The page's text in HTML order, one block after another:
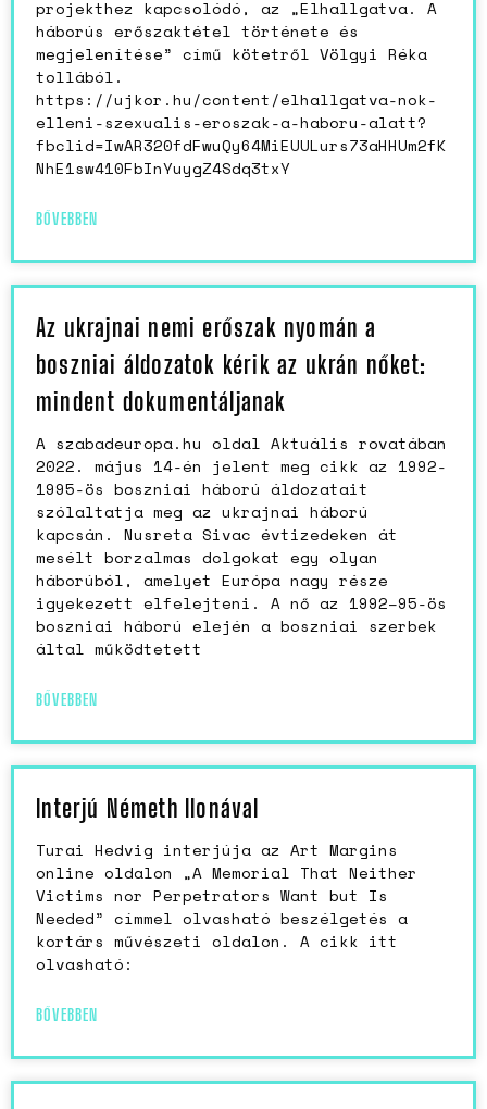
projekthez kapcsolódó, az „Elhallgatva. A
háborús erőszaktétel története és
megjelenítése” című kötetről Völgyi Réka
tollából.
https://ujkor.hu/content/elhallgatva-nok-
elleni-szexualis-eroszak-a-haboru-alatt?
fbclid=IwAR320fdFwuQy64MiEUULurs73aHHUm2fK
NhE1sw410FbInYuygZ4Sdq3txY
BŐVEBBEN
Az ukrajnai nemi erőszak nyomán a
boszniai áldozatok kérik az ukrán nőket:
mindent dokumentáljanak
A szabadeuropa.hu oldal Aktuális rovatában
2022. május 14-én jelent meg cikk az 1992-
1995-ös boszniai háború áldozatait
szólaltatja meg az ukrajnai háború
kapcsán. Nusreta Sivac évtizedeken át
mesélt borzalmas dolgokat egy olyan
háborúból, amelyet Európa nagy része
igyekezett elfelejteni. A nő az 1992–95-ös
boszniai háború elején a boszniai szerbek
által működtetett
BŐVEBBEN
Interjú Németh Ilonával
Turai Hedvig interjúja az Art Margins
online oldalon „A Memorial That Neither
Victims nor Perpetrators Want but Is
Needed” címmel olvasható beszélgetés a
kortárs művészeti oldalon. A cikk itt
olvasható:
BŐVEBBEN